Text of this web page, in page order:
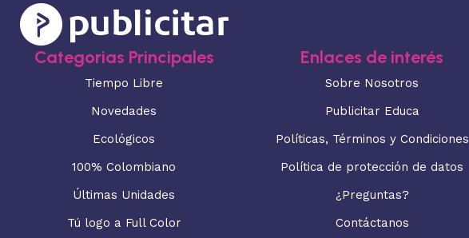
Categorias Principales
Tiempo Libre
Novedades
Ecológicos
100% Colombiano
Últimas Unidades
Tú logo a Full Color
Enlaces de interés
Sobre Nosotros
Publicitar Educa
Políticas, Términos y Condiciones
Política de protección de datos
¿Preguntas?
Contáctanos